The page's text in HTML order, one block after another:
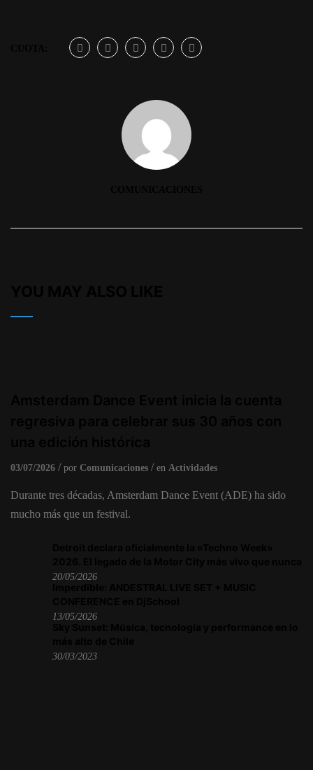
03/07/2026 por Comunicaciones en Actividades
Durante tres décadas, Amsterdam Dance Event (ADE) ha sido
mucho más que un festival.
20/05/2026
13/05/2026
30/03/2023